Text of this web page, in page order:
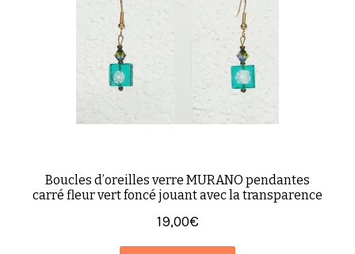
Boucles d’oreilles verre MURANO pendantes
carré fleur vert foncé jouant avec la transparence
19,00€